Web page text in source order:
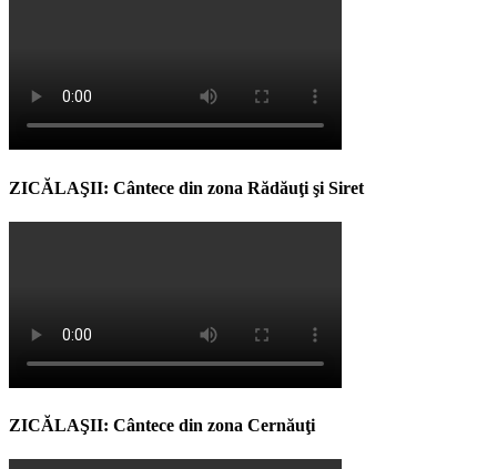
ZICĂLAŞII: Cântece din zona Rădăuţi şi Siret
ZICĂLAŞII: Cântece din zona Cernăuţi